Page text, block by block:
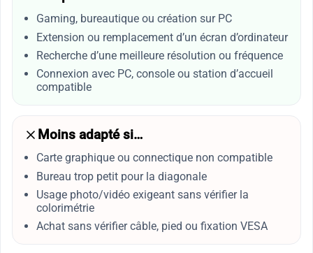
Gaming, bureautique ou création sur PC
Extension ou remplacement d’un écran d’ordinateur
Recherche d’une meilleure résolution ou fréquence
Connexion avec PC, console ou station d’accueil
compatible
Moins adapté si…
Carte graphique ou connectique non compatible
Bureau trop petit pour la diagonale
Usage photo/vidéo exigeant sans vérifier la
colorimétrie
Achat sans vérifier câble, pied ou fixation VESA